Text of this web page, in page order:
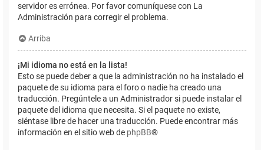
servidor es errónea. Por favor comuníquese con La
Administración para corregir el problema.
Arriba
¡Mi idioma no está en la lista!
Esto se puede deber a que la administración no ha instalado el
paquete de su idioma para el foro o nadie ha creado una
traducción. Pregúntele a un Administrador si puede instalar el
paquete del idioma que necesita. Si el paquete no existe,
siéntase libre de hacer una traducción. Puede encontrar más
información en el sitio web de phpBB®